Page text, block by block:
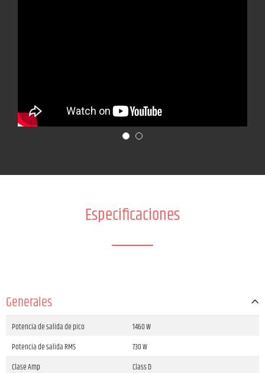
Especificaciones
Generales
Potencia de salida de pico
1460 W
Potencia de salida RMS
730 W
Clase Amp
Class D